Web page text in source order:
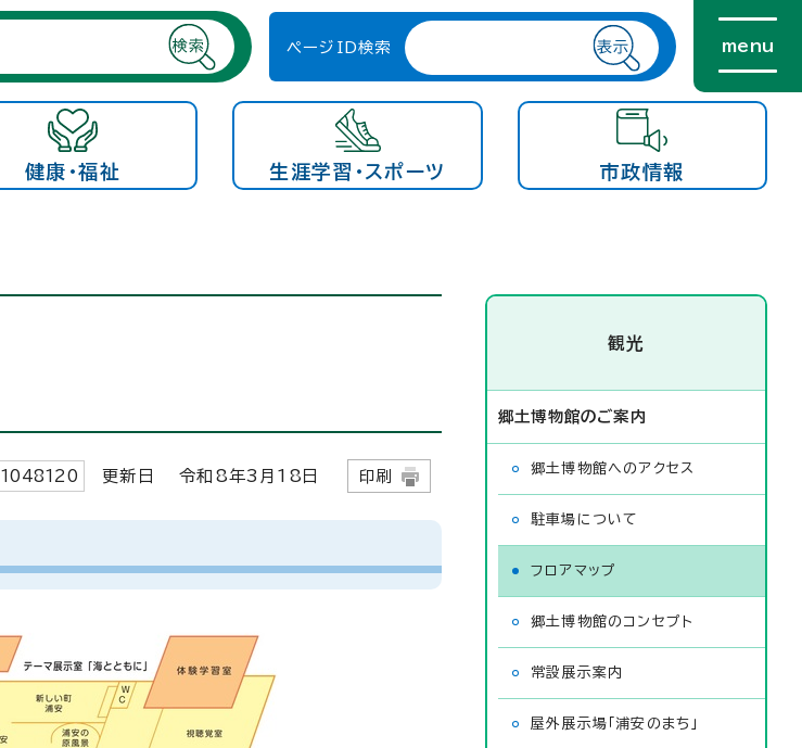
ページID検索 menu
健康・福祉 生涯学習・スポーツ 市政情報
1048120 更新日 令和8年3月 18 日 印刷
観光
郷土博物館のご案内
郷土博物館へのアクセス
駐車場について
フロアマップ
郷土博物館のコンセプト
常設展示案内
屋外展示場「浦安のまち」